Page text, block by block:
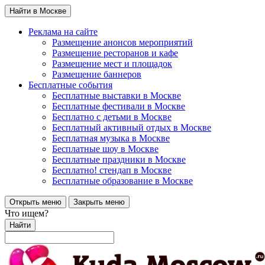
Найти в Москве
Реклама на сайте
Размещение анонсов мероприятий
Размещение ресторанов и кафе
Размещение мест и площадок
Размещение баннеров
Бесплатные события
Бесплатные выставки в Москве
Бесплатные фестивали в Москве
Бесплатно с детьми в Москве
Бесплатный активный отдых в Москве
Бесплатная музыка в Москве
Бесплатные шоу в Москве
Бесплатные праздники в Москве
Бесплатно! стендап в Москве
Бесплатные образование в Москве
Открыть меню Закрыть меню
Что ищем?
Найти